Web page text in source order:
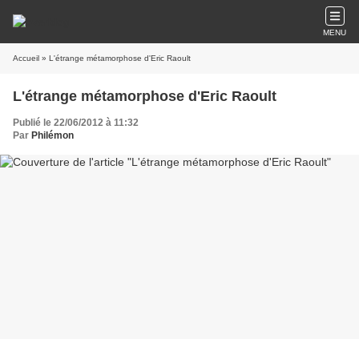
MENU
Accueil » L'étrange métamorphose d'Eric Raoult
L'étrange métamorphose d'Eric Raoult
Publié le 22/06/2012 à 11:32
Par Philémon